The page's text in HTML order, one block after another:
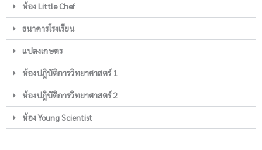
ห้อง Little Chef
ธนาคารโรงเรียน
แปลงเกษตร
ห้องปฎิบัติการวิทยาศาสตร์ 1
ห้องปฎิบัติการวิทยาศาสตร์ 2
ห้อง Young Scientist